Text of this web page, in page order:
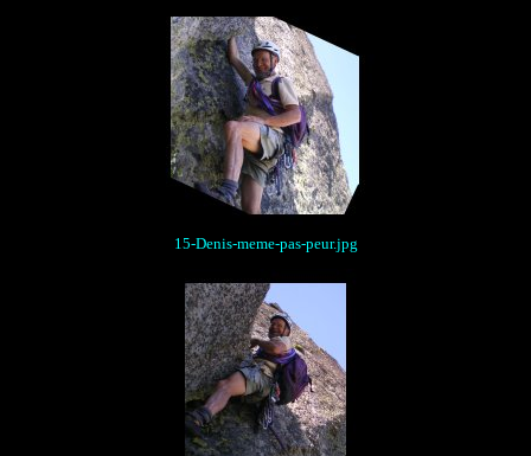
15-Denis-meme-pas-peur.jpg